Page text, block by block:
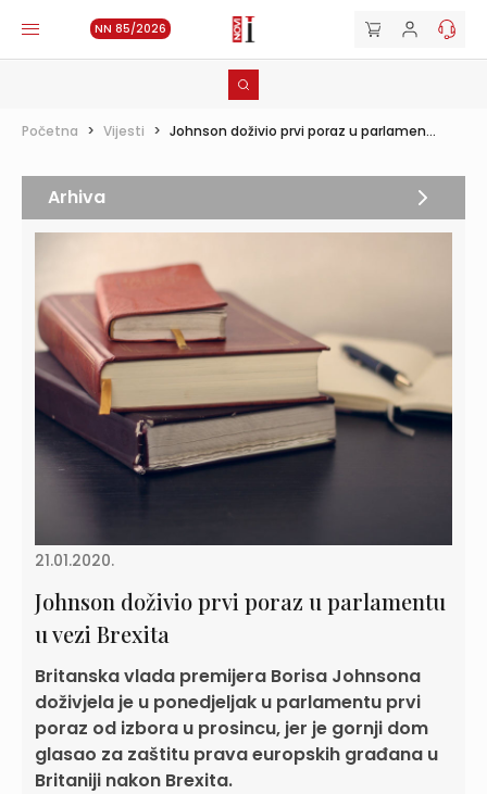
NN 85/2026
Početna > Vijesti > Johnson doživio prvi poraz u parlamen...
21.01.2020.
Johnson doživio prvi poraz u parlamentu
u vezi Brexita
Britanska vlada premijera Borisa Johnsona
doživjela je u ponedjeljak u parlamentu prvi
poraz od izbora u prosincu, jer je gornji dom
glasao za zaštitu prava europskih građana u
Britaniji nakon Brexita.
Arhiva